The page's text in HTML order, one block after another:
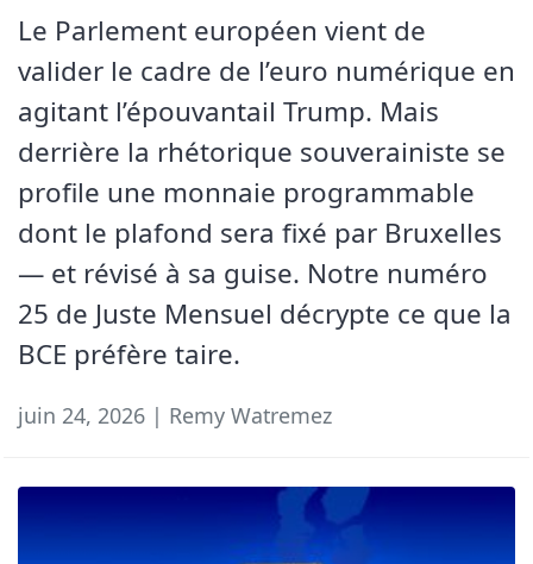
Le Parlement européen vient de
valider le cadre de l’euro numérique en
agitant l’épouvantail Trump. Mais
derrière la rhétorique souverainiste se
profile une monnaie programmable
dont le plafond sera fixé par Bruxelles
— et révisé à sa guise. Notre numéro
25 de Juste Mensuel décrypte ce que la
BCE préfère taire.
juin 24, 2026 | Remy Watremez